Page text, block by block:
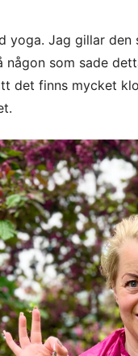
yoga. Jag gillar
någon som sade
det finns mycket